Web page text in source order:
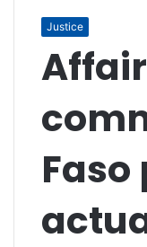
Justice
Faso